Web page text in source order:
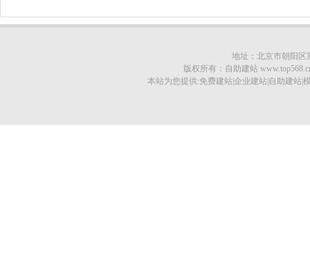
地址：北京市朝阳区
版权所有：自助建站
本站为您提供:免费建站|企业建站|自助建站|